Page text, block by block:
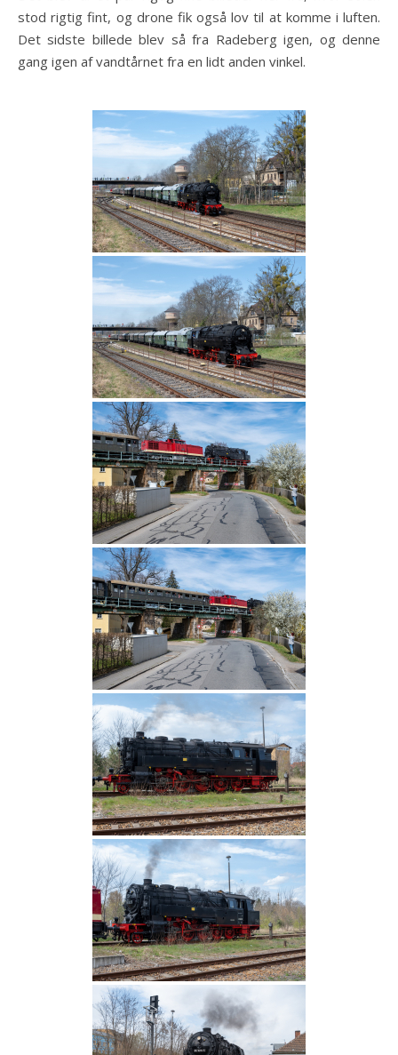
stod rigtig fint, og drone fik også lov til at komme i luften.
Det sidste billede blev så fra Radeberg igen, og denne
gang igen af vandtårnet fra en lidt anden vinkel.